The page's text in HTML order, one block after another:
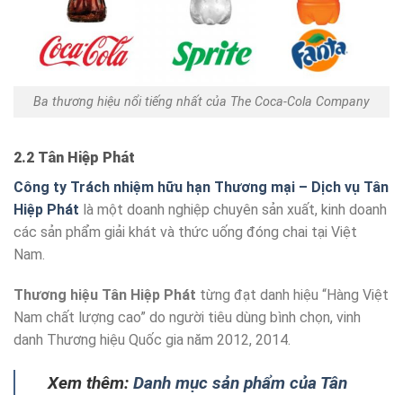
Ba thương hiệu nổi tiếng nhất của The Coca-Cola Company
2.2 Tân Hiệp Phát
Công ty Trách nhiệm hữu hạn Thương mại – Dịch vụ Tân
Hiệp Phát là một doanh nghiệp chuyên sản xuất, kinh doanh
các sản phẩm giải khát và thức uống đóng chai tại Việt
Nam.
Thương hiệu Tân Hiệp Phát từng đạt danh hiệu “Hàng Việt
Nam chất lượng cao” do người tiêu dùng bình chọn, vinh
danh Thương hiệu Quốc gia năm 2012, 2014.
Xem thêm: Danh mục sản phẩm của Tân